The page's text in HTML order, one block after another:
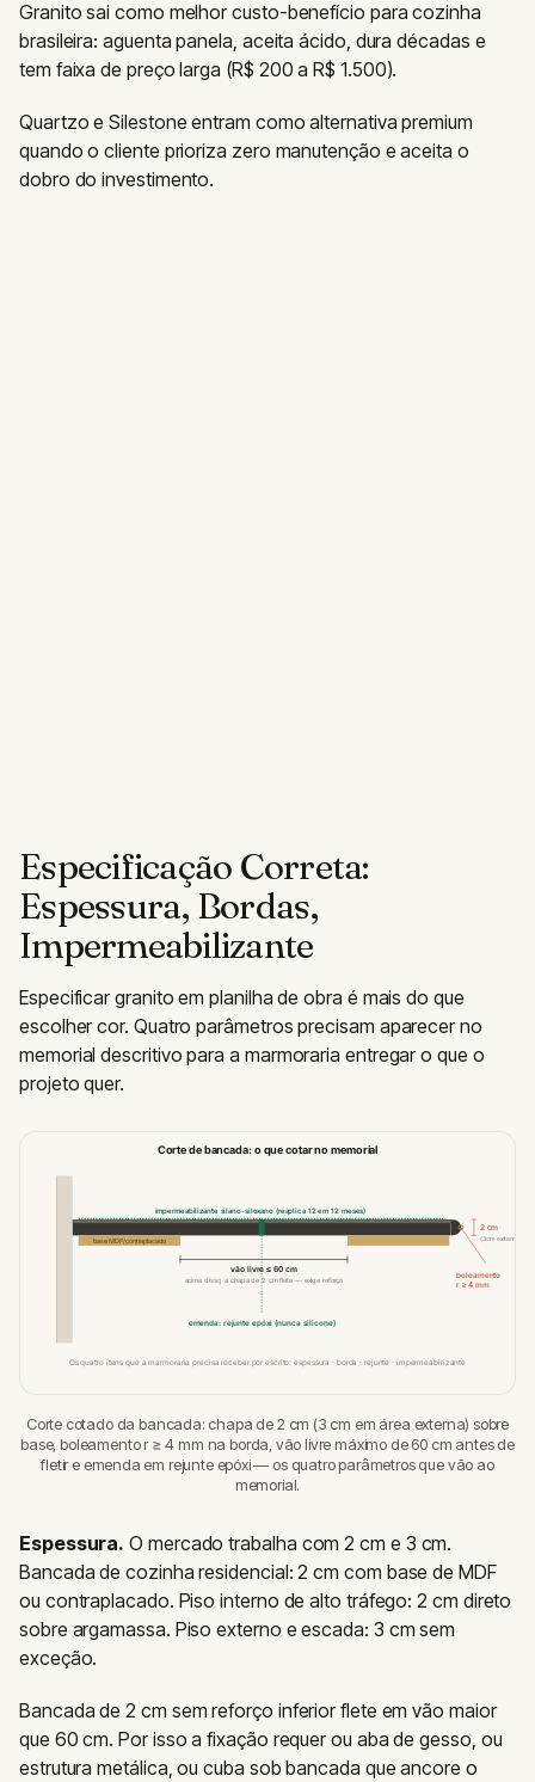
Granito sai como melhor custo-benefício para cozinha
brasileira: aguenta panela, aceita ácido, dura décadas e
tem faixa de preço larga (R$ 200 a R$ 1.500).
Quartzo e Silestone entram como alternativa premium
quando o cliente prioriza zero manutenção e aceita o
dobro do investimento.
Especificação Correta:
Espessura, Bordas,
Impermeabilizante
Especificar granito em planilha de obra é mais do que
escolher cor. Quatro parâmetros precisam aparecer no
memorial descritivo para a marmoraria entregar o que o
projeto quer.
Corte de bancada: o que cotar no memorial
base MDF/contraplacado
impermeabilizante silano-siloxano (reaplica 12 em 12 meses)
2 cm
(3 cm externo)
boleamento
r ≥ 4 mm
vão livre ≤ 60 cm
acima disso, a chapa de 2 cm flete — exige reforço
emenda: rejunte epóxi (nunca silicone)
Os quatro itens que a marmoraria precisa receber por escrito: espessura · borda · rejunte · impermeabilizante
Corte cotado da bancada: chapa de 2 cm (3 cm em área externa) sobre
base, boleamento r ≥ 4 mm na borda, vão livre máximo de 60 cm antes de
fletir e emenda em rejunte epóxi — os quatro parâmetros que vão ao
memorial.
Espessura. O mercado trabalha com 2 cm e 3 cm.
Bancada de cozinha residencial: 2 cm com base de MDF
ou contraplacado. Piso interno de alto tráfego: 2 cm direto
sobre argamassa. Piso externo e escada: 3 cm sem
exceção.
Bancada de 2 cm sem reforço inferior flete em vão maior
que 60 cm. Por isso a fixação requer ou aba de gesso, ou
estrutura metálica, ou cuba sob bancada que ancore o